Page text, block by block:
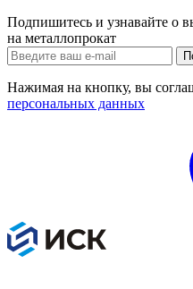
Подпишитесь и узнавайте о
на металлопрокат
Нажимая на кнопку, вы
персональных данных